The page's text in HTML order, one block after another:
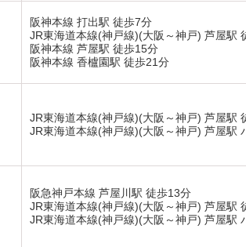
阪神本線 打出駅 徒歩7分
JR東海道本線(神戸線)(大阪～神戸) 芦屋駅
阪神本線 芦屋駅 徒歩15分
阪神本線 香櫨園駅 徒歩21分
JR東海道本線(神戸線)(大阪～神戸) 芦屋駅
JR東海道本線(神戸線)(大阪～神戸) 芦屋駅
阪急神戸本線 芦屋川駅 徒歩13分
JR東海道本線(神戸線)(大阪～神戸) 芦屋駅
JR東海道本線(神戸線)(大阪～神戸) 芦屋駅